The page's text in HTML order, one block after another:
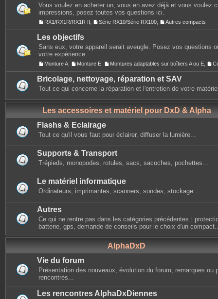
Vous voulez en acheter un, vous en avez déjà et vous voulez
impressions, posez toutes vos questions ici.
RX1/RX1R/RX1R II Série RX10/Série RX100 Autres compacts
Les objectifs
Sans eux, votre appareil serait aveugle. Posez vos questions
votre expérience.
Monture A Monture E Montures adaptables sur boîtiers A ou E
Bricolage, nettoyage, réparation et SAV
Tout ce qui concerne la réparation et l'entretien de votre
Les accessoires et matériel pour DxD & Alpha
Flashs & Eclairage
Tout ce qu'il vous faut pour éclairer, diffuser la lumière...
Supports & Transport
Trépieds, monopodes, rotules, sacs, sacoches, pochettes...
Le matériel informatique
Ordinateurs, imprimantes, scanners, sondes, stockage...
Autres
Ce qui ne rentre pas dans les catégories précédentes :
batterie, gps, demande de conseils pour le choix d'un
AlphaDxD
Vie du forum
Présentation des nouveaux, évolution du forum, remarques ou
rencontrés...
Les rencontres AlphaDxDiennes